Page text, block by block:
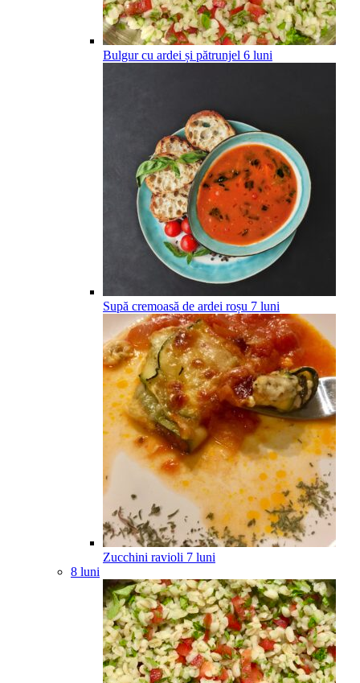
Bulgur cu ardei și pătrunjel 6 luni
Supă cremoasă de ardei roșu 7 luni
Zucchini ravioli 7 luni
8 luni